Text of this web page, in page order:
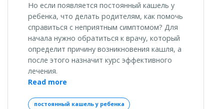
Но если появляется постоянный кашель у
ребенка, что делать родителям, как помочь
справиться с неприятным симптомом? Для
начала нужно обратиться к врачу, который
определит причину возникновения кашля, а
после этого назначит курс эффективного
лечения.
Read more
у
постоянный кашель у ребенка